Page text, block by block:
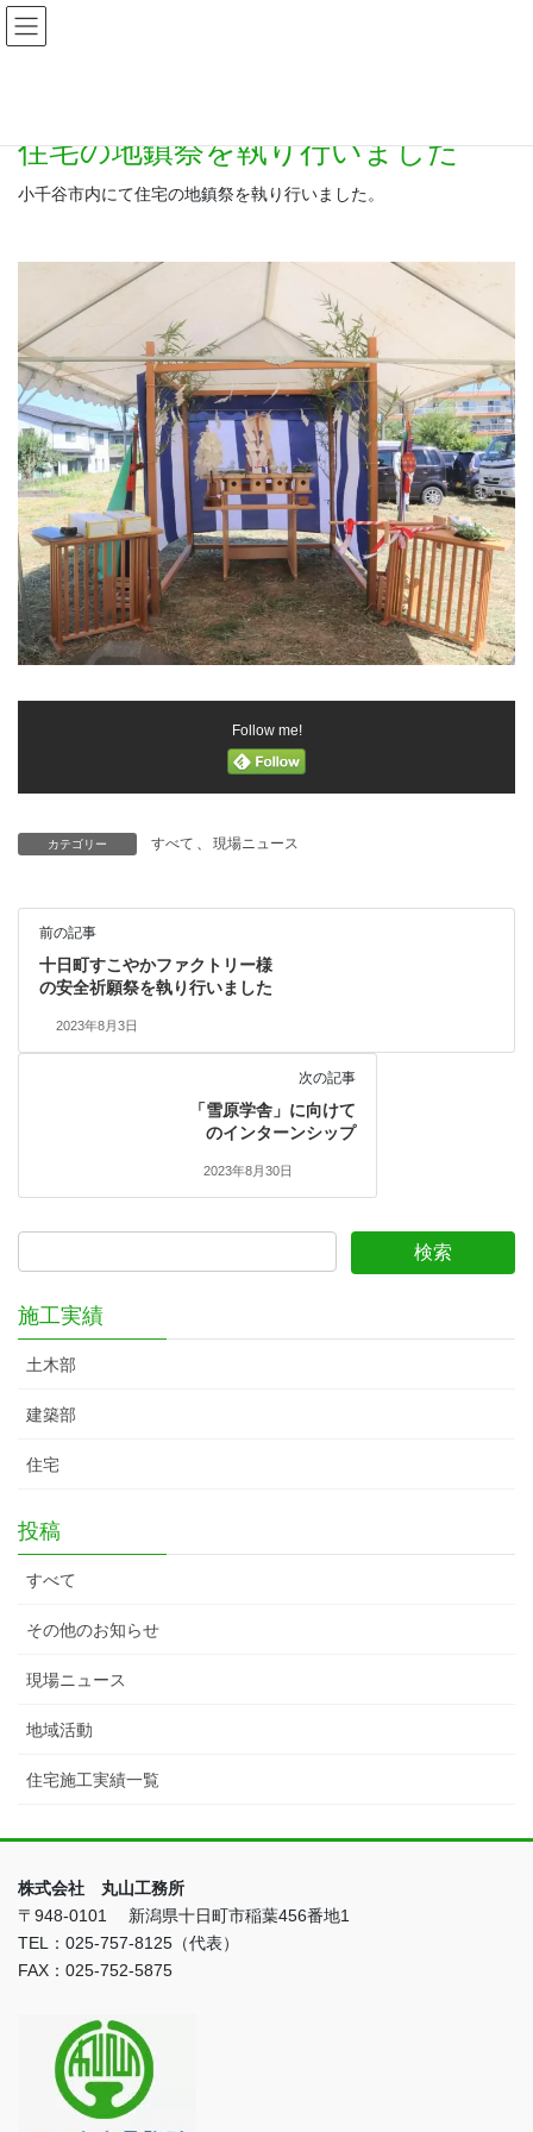
住宅の地鎮祭を執り行いました
小千谷市内にて住宅の地鎮祭を執り行いました。
Follow me!
カテゴリー すべて 、 現場ニュース
前の記事
十日町すこやかファクトリー様
の安全祈願祭を執り行いました
2023年8月3日
次の記事
「雪原学舎」に向けて
のインターンシップ
2023年8月30日
施工実績
土木部
建築部
住宅
投稿
すべて
その他のお知らせ
現場ニュース
地域活動
住宅施工実績一覧
株式会社 丸山工務所
〒948-0101 新潟県十日町市稲葉456番地1
TEL：025-757-8125（代表）
FAX：025-752-5875